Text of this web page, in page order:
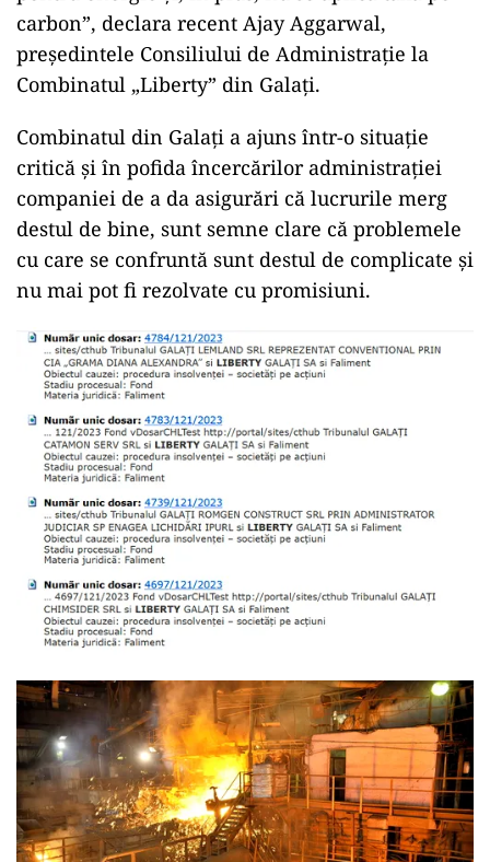
carbon”, declara recent Ajay Aggarwal,
președintele Consiliului de Administrație la
Combinatul „Liberty” din Galați.
Combinatul din Galați a ajuns într-o situație
critică și în pofida încercărilor administrației
companiei de a da asigurări că lucrurile merg
destul de bine, sunt semne clare că problemele
cu care se confruntă sunt destul de complicate și
nu mai pot fi rezolvate cu promisiuni.